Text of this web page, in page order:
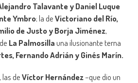
Talavante y Daniel Luque
Ymbro; la deVictoriano del Río,
de Justo y Borja Jiménez,
La Palmosillauna ilusionante terna
Fernando Adrián y Ginés Marín.
deVíctor Hernández–que dio un